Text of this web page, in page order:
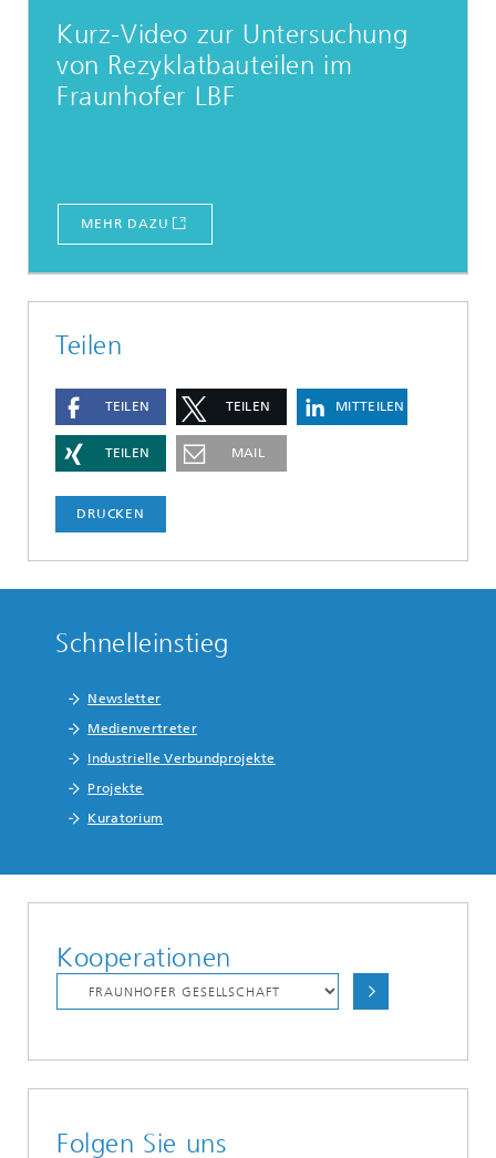
Kurz-Video zur Untersuchung
von Rezyklatbauteilen im
Fraunhofer LBF
MEHR DAZU
Teilen
TEILEN TEILEN MITTEILEN
TEILEN MAIL
DRUCKEN
Schnelleinstieg
Newsletter
Medienvertreter
Industrielle Verbundprojekte
Projekte
Kuratorium
Kooperationen
Folgen Sie uns